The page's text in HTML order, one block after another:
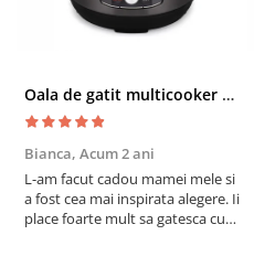
Oala de gatit multicooker 11 functii Instant Pot Pro Crisp 8 + Air Fryer 7.6 lt
Bianca, Acum 2 ani
L-am facut cadou mamei mele si
a fost cea mai inspirata alegere. Ii
place foarte mult sa gatesca cu